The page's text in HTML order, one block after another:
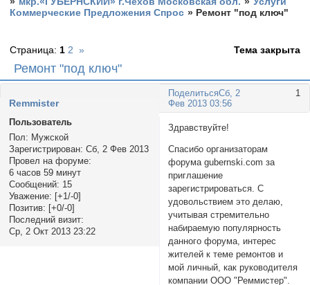
Коммерческие Предложения Спрос » Ремонт "под ключ"
Ремонт "под ключ"
Страница: 1 2 » Тема закрыта
Поделиться 1
Сб, 2
Фев 2013 03:56
Rеmmister
Пользователь
Пол: Мужской
Зарегистрирован: Сб, 2 Фев 2013
Провел на форуме:
6 часов 59 минут
Сообщений: 15
Уважение: [+1/-0]
Позитив: [+0/-0]
Последний визит:
Ср, 2 Окт 2013 23:22
Здравствуйте!
Спасибо организаторам
форума gubernski.com за
приглашение
зарегистрироваться. С
удовольствием это делаю,
учитывая стремительно
набираемую популярность
данного форума, интерес
жителей к теме ремонтов и
мой личный, как руководителя
компании ООО "Реммистер".